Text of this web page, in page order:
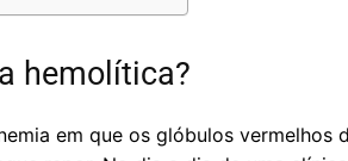
hemolítica?
em que os glóbulos vermelhos